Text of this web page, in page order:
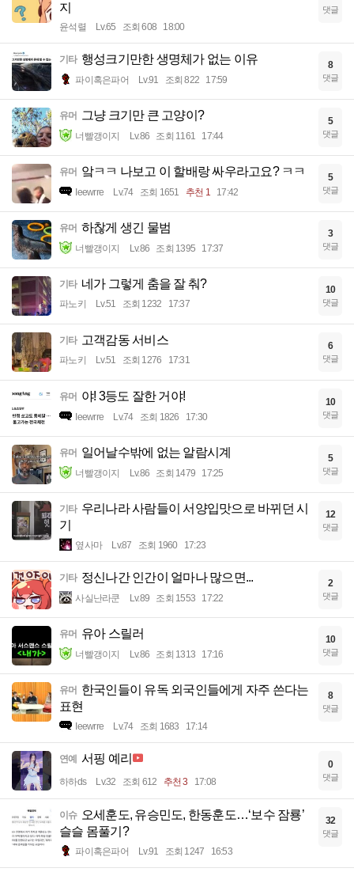
지
윤석렬 Lv.65 조회 608 18:00
댓글
기타 행성크기만한 생명체가 없는 이유
파이혹은파어 Lv.91 조회 822 17:59
8
댓글
유머 그냥 크기만 큰 고양이?
너빨갱이지 Lv.86 조회 1161 17:44
5
댓글
유머 앜ㅋㅋ 나보고 이 할배랑 싸우라고요? ㅋㅋ
Ieewrre Lv.74 조회 1651 추천 1 17:42
5
댓글
유머 하찮게 생긴 물범
너빨갱이지 Lv.86 조회 1395 17:37
3
댓글
기타 네가 그렇게 춤을 잘 춰?
파노키 Lv.51 조회 1232 17:37
10
댓글
기타 고객감동 서비스
파노키 Lv.51 조회 1276 17:31
6
댓글
유머 야! 3등도 잘한 거야!
Ieewrre Lv.74 조회 1826 17:30
10
댓글
유머 일어날수밖에 없는 알람시계
너빨갱이지 Lv.86 조회 1479 17:25
5
댓글
기타 우리나라 사람들이 서양입맛으로 바뀌던 시
기
옆사마 Lv.87 조회 1960 17:23
12
댓글
기타 정신나간 인간이 얼마나 많으면...
사실난라쿤 Lv.89 조회 1553 17:22
2
댓글
유머 유아 스릴러
너빨갱이지 Lv.86 조회 1313 17:16
10
댓글
유머 한국인들이 유독 외국인들에게 자주 쓴다는
표현
Ieewrre Lv.74 조회 1683 17:14
8
댓글
연예 서핑 예리
하하ds Lv.32 조회 612 추천 3 17:08
0
댓글
이슈 오세훈도, 유승민도, 한동훈도…‘보수 잠룡’
슬슬 몸풀기?
파이혹은파어 Lv.91 조회 1247 16:53
32
댓글